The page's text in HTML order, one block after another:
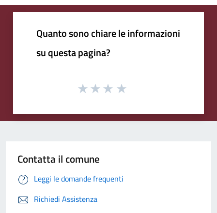
Quanto sono chiare le informazioni
su questa pagina?
Contatta il comune
Leggi le domande frequenti
Richiedi Assistenza